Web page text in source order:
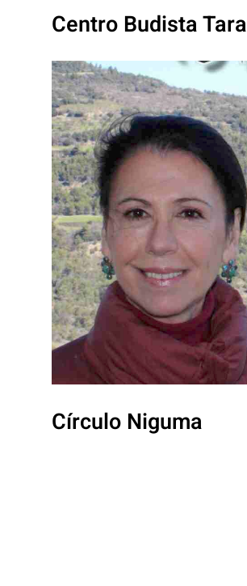
Centro Budista Tara
Círculo Niguma